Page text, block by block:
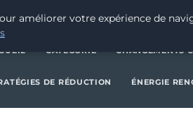
CATÉGORIE
CATÉGORIE CHANGEMENTS
DE RÉDUCTION ÉNERGIE
améliorer votre expérience de